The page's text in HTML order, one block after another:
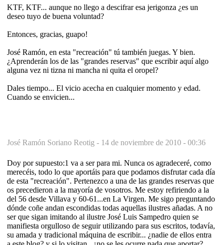
KTF, KTF... aunque no llego a descifrar esa jerigonza ¿es un
deseo tuyo de buena voluntad?
Entonces, gracias, guapo!
José Ramón, en esta "recreación" tú también juegas. Y bien.
¿Aprenderán los de las "grandes reservas" que escribir aquí algo
alguna vez ni tizna ni mancha ni quita el oropel?
Dales tiempo... El vicio acecha en cualquier momento y edad.
Cuando se envicien...
José Ramón Soriano Reotig - 14 de noviembre de 2010 - 00:36
Doy por supuesto:1 va a ser para mi. Nunca os agradeceré, como
merecéis, todo lo que aportáis para que podamos disfrutar cada día
de esta "recreación". Pertenezco a una de las grandes reservas que
os precedieron a la mayoría de vosotros. Me estoy refiriendo a la
del 56 desde Villava y 60-61...en La Virgen. Me sigo preguntando
dónde coñe andan escondidas todas aquellas ilustres añadas. A no
ser que sigan imitando al ilustre José Luis Sampedro quien se
manifiesta orgulloso de seguir utilizando para sus escritos, todavía,
su amada y tradicional máquina de escribir... ¿nadie de ellos entra